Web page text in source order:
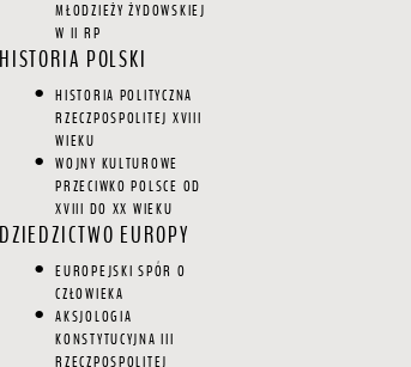
MŁODZIEŻY ŻYDOWSKIEJ
W II RP
HISTORIA POLSKI
HISTORIA POLITYCZNA
RZECZPOSPOLITEJ XVIII
WIEKU
WOJNY KULTUROWE
PRZECIWKO POLSCE OD
XVIII DO XX WIEKU
DZIEDZICTWO EUROPY
EUROPEJSKI SPÓR O
CZŁOWIEKA
AKSJOLOGIA
KONSTYTUCYJNA III
RZECZPOSPOLITEJ